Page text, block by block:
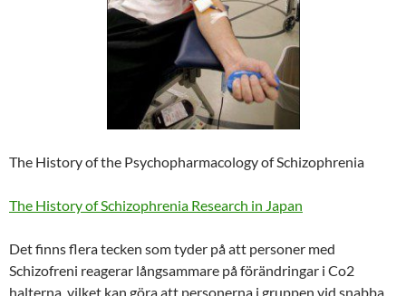
The History of the Psychopharmacology of Schizophrenia
The History of Schizophrenia Research in Japan
Det finns flera tecken som tyder på att personer med
Schizofreni reagerar långsammare på förändringar i Co2
halterna, vilket kan göra att personerna i gruppen vid snabba